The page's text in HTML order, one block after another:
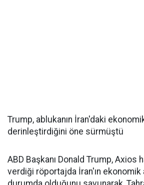
Trump, ablukanın İran'daki
derinleştirdiğini öne sürmüştü
ABD Başkanı Donald Trump, Axios
verdiği röportajda İran'ın ekonomik